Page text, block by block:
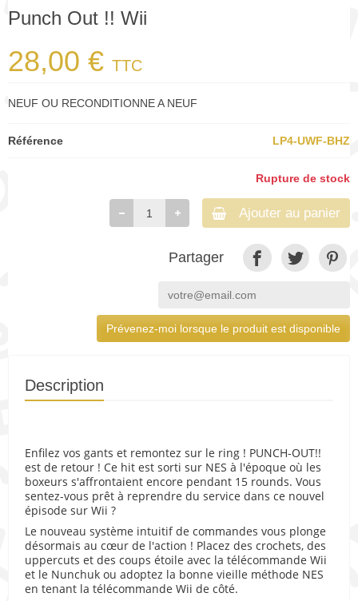
Punch Out !! Wii
28,00 € TTC
NEUF OU RECONDITIONNE A NEUF
Référence LP4-UWF-BHZ
Rupture de stock
Ajouter au panier
Partager
Prévenez-moi lorsque le produit est disponible
Description
Enfilez vos gants et remontez sur le ring ! PUNCH-OUT!!
est de retour ! Ce hit est sorti sur NES à l'époque où les
boxeurs s'affrontaient encore pendant 15 rounds. Vous
sentez-vous prêt à reprendre du service dans ce nouvel
épisode sur Wii ?
Le nouveau système intuitif de commandes vous plonge
désormais au cœur de l'action ! Placez des crochets, des
uppercuts et des coups étoile avec la télécommande Wii
et le Nunchuk ou adoptez la bonne vieille méthode NES
en tenant la télécommande Wii de côté.